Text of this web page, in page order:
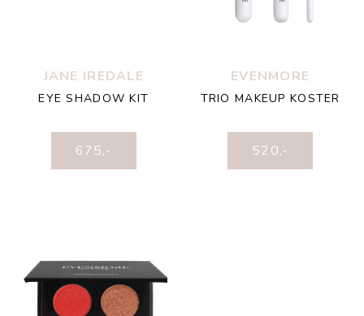
JANE IREDALE
EYE SHADOW KIT
675,-
EVENMORE
TRIO MAKEUP KOSTER
520,-